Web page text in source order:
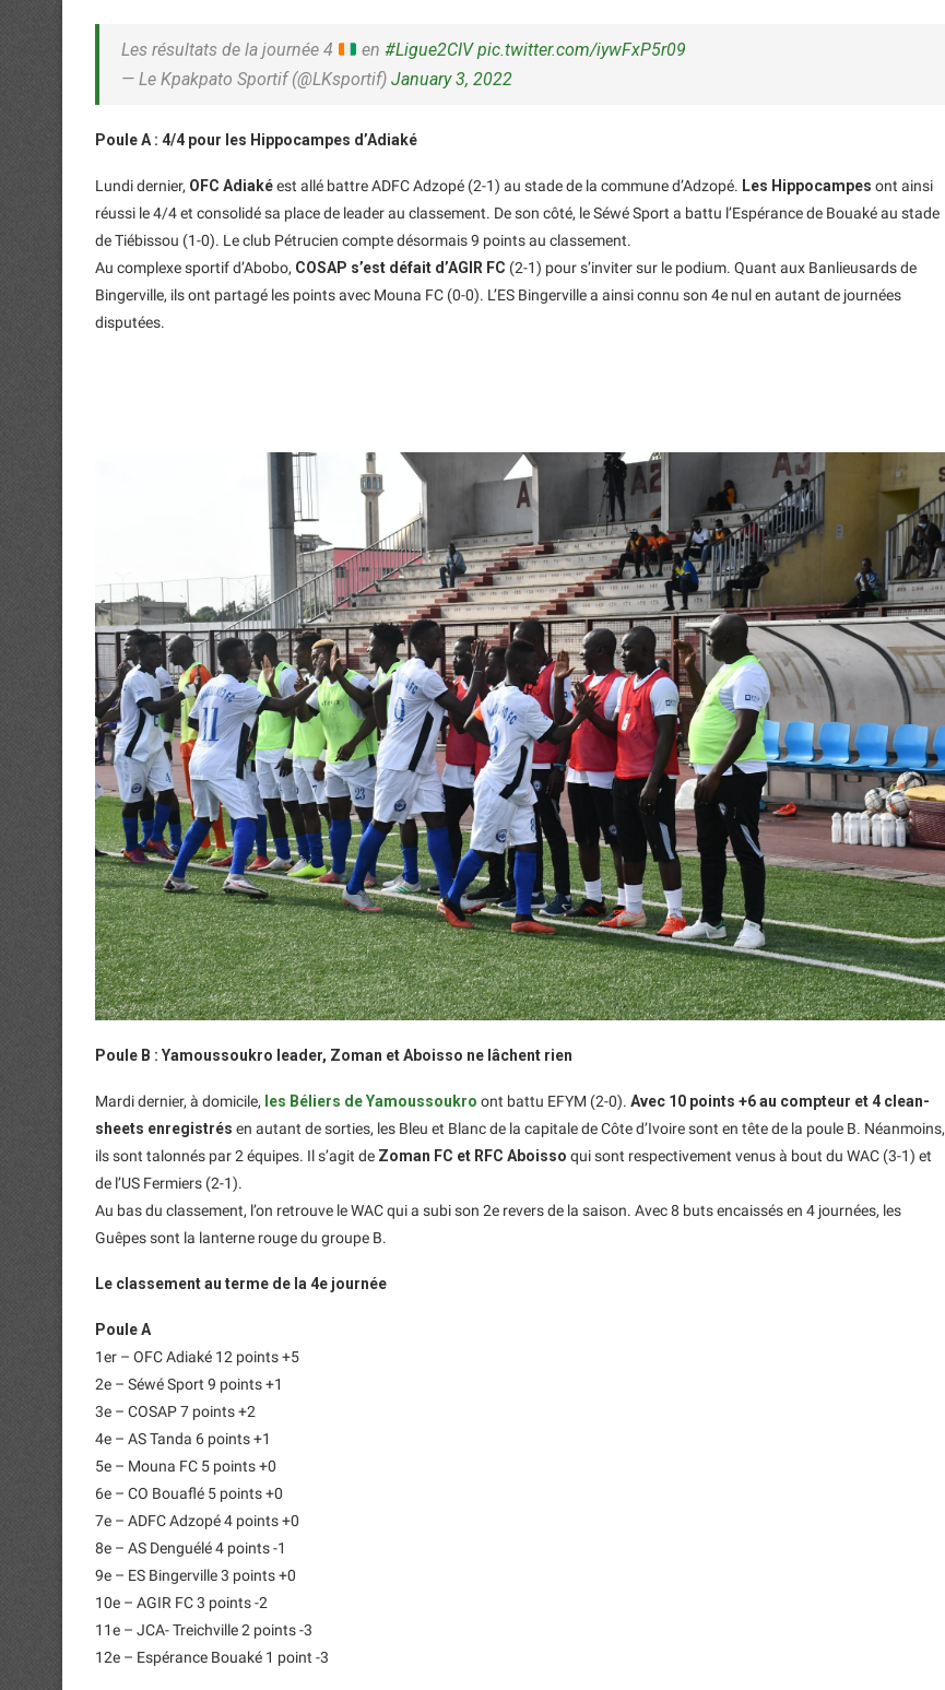
Les résultats de la journée 4 en#Ligue2CIV pic.twitter.com/iywFxP5r09
— Le Kpakpato Sportif (@LKsportif) January 3, 2022
Poule A : 4/4 pour les Hippocampes d’Adiaké
Lundi dernier, OFC Adiakéest allé battre ADFC Adzopé (2-1) au stade de la commune d’Adzopé. Les Hippocampes ont ainsi
réussi le 4/4 et consolidé sa place de leader au classement. De son côté, le Séwé Sport a battu l’Espérance de Bouaké au stade
de Tiébissou (1-0). Le club Pétrucien compte désormais 9 points au classement.
Au complexe sportif d’Abobo, COSAP s’est défait d’AGIR FC (2-1) pour s’inviter sur le podium. Quant aux Banlieusards de
Bingerville, ils ont partagé les points avec Mouna FC (0-0). L’ES Bingerville a ainsi connu son 4e nul en autant de journées
disputées.
Poule B : Yamoussoukro leader, Zoman et Aboisso ne lâchent rien
Mardi dernier, à domicile, les Béliers de Yamoussoukro ont battu EFYM (2-0). Avec 10 points +6 au compteur et 4 clean-
sheets enregistrés en autant de sorties, les Bleu et Blanc de la capitale de Côte d’Ivoire sont en tête de la poule B. Néanmoins,
ils sont talonnés par 2 équipes. Il s’agit de Zoman FC et RFC Aboisso qui sont respectivement venus à bout du WAC (3-1) et
de l’US Fermiers (2-1).
Au bas du classement, l’on retrouve le WAC qui a subi son 2e revers de la saison. Avec 8 buts encaissés en 4 journées, les
Guêpes sont la lanterne rouge du groupe B.
Le classement au terme de la 4e journée
Poule A
1er – OFC Adiaké 12 points +5
2e – Séwé Sport 9 points +1
3e – COSAP 7 points +2
4e – AS Tanda 6 points +1
5e – Mouna FC 5 points +0
6e – CO Bouaflé 5 points +0
7e – ADFC Adzopé 4 points +0
8e – AS Denguélé 4 points -1
9e – ES Bingerville 3 points +0
10e – AGIR FC 3 points -2
11e – JCA- Treichville 2 points -3
12e – Espérance Bouaké 1 point -3